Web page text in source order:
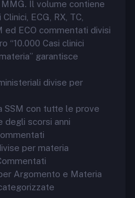
Il volume contiene
ECG, RX, TC,
ed ECO commentati divisi
“10.000 Casi clinici
garantisce
divise per
SSM con tutte le prove
degli scorsi anni
per materia
Argomento e Materia